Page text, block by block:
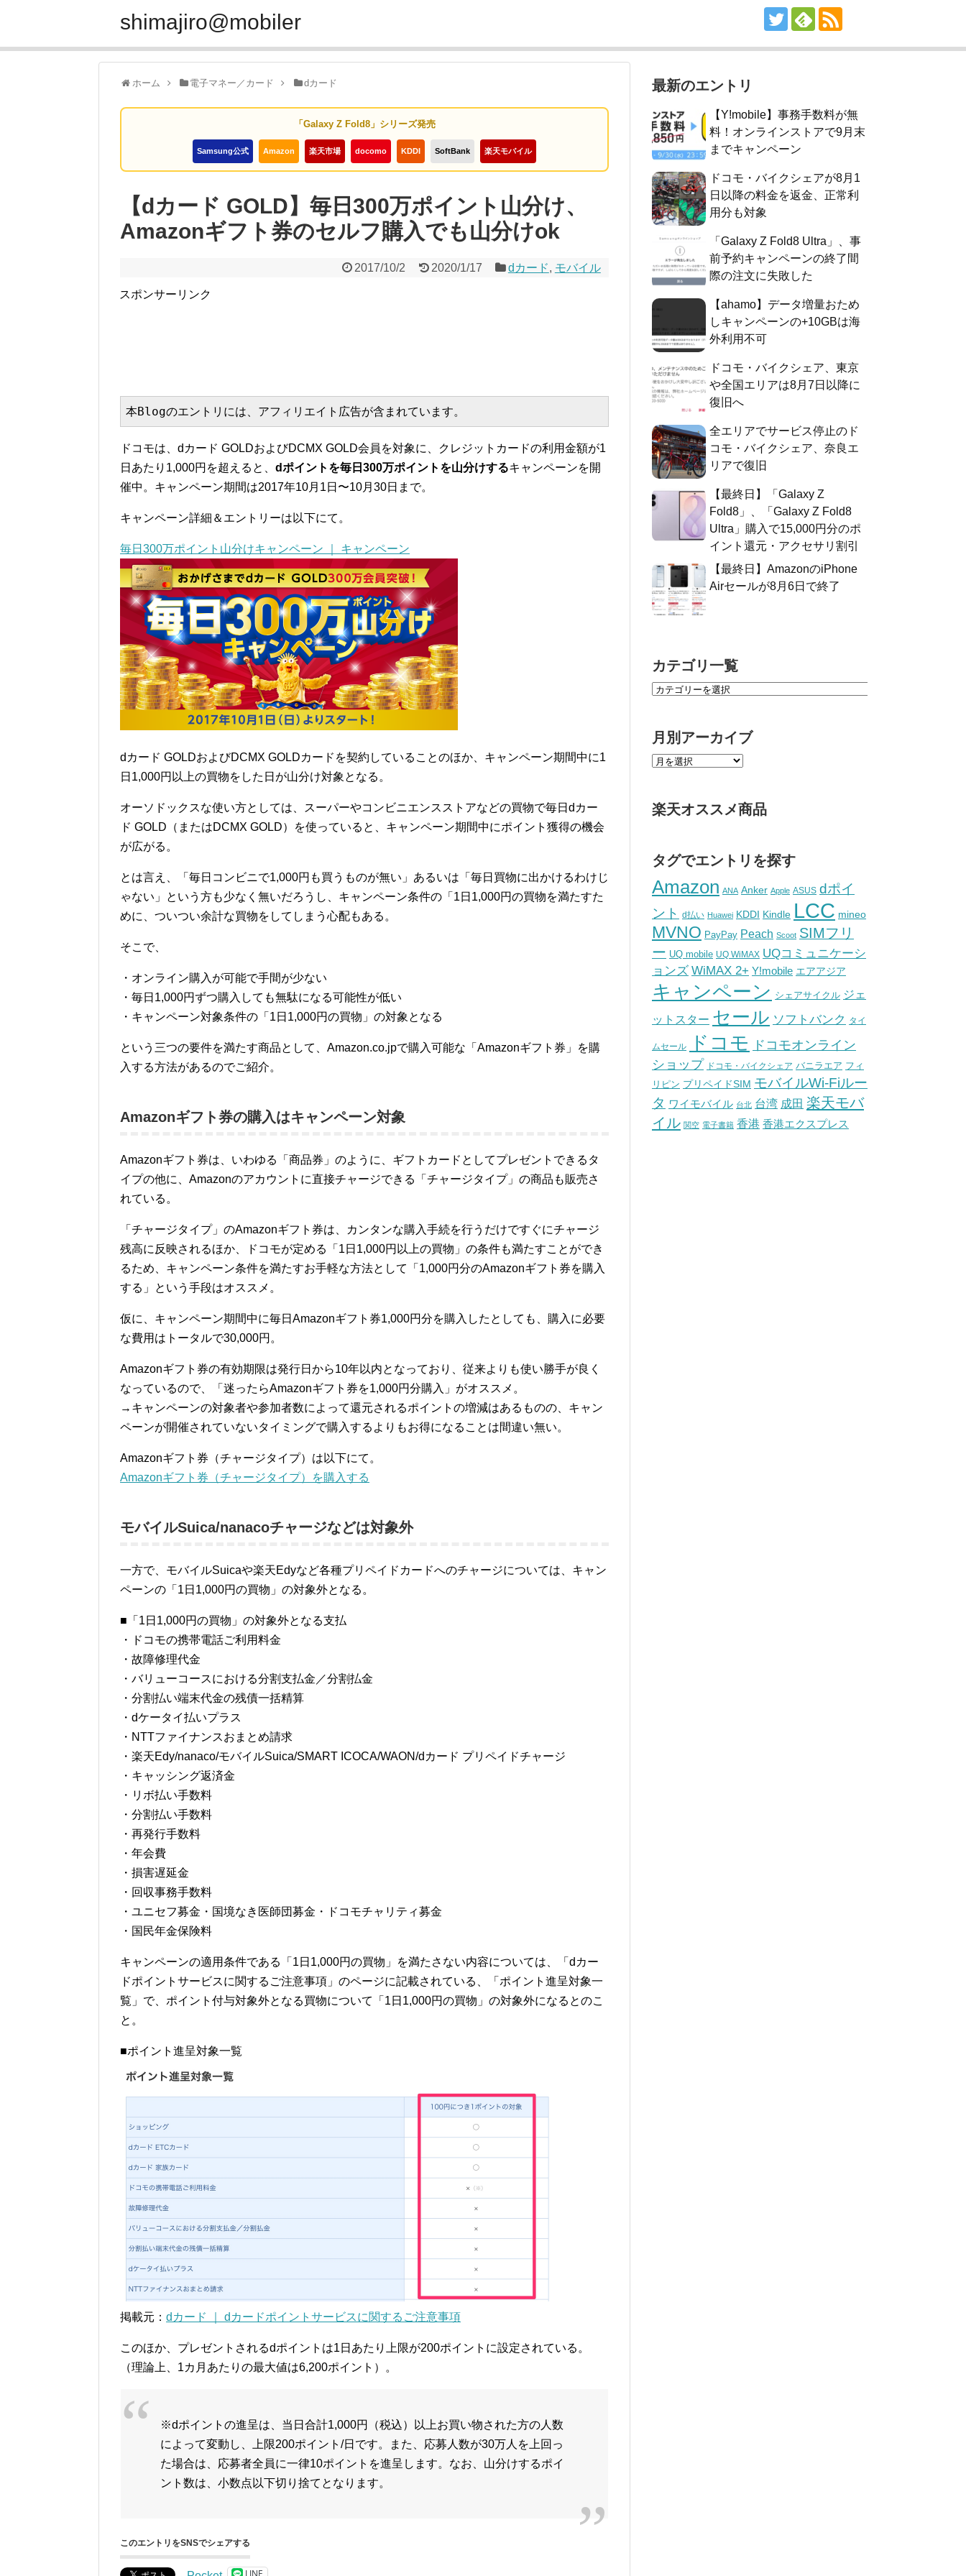
shimajiro@mobiler
ホーム 電子マネー／カード dカード
「Galaxy Z Fold8」シリーズ発売
Samsung公式 Amazon 楽天市場 docomo KDDI SoftBank 楽天モバイル
【dカード GOLD】毎日300万ポイント山分け、
Amazonギフト券のセルフ購入でも山分けok
2017/10/2 2020/1/17 dカード, モバイル
スポンサーリンク
本Blogのエントリには、アフィリエイト広告が含まれています。
ドコモは、dカード GOLDおよびDCMX GOLD会員を対象に、クレジットカードの利用金額が1
日あたり1,000円を超えると、 dポイントを毎日300万ポイントを山分けするキャンペーンを開
催中。キャンペーン期間は2017年10月1日〜10月30日まで。
キャンペーン詳細＆エントリーは以下にて。
毎日300万ポイント山分けキャンペーン ｜ キャンペーン
dカード GOLDおよびDCMX GOLDカードを契約していることのほか、キャンペーン期間中に1
日1,000円以上の買物をした日が山分け対象となる。
オーソドックスな使い方としては、スーパーやコンビニエンスストアなどの買物で毎日dカー
ド GOLD（またはDCMX GOLD）を使っていると、キャンペーン期間中にポイント獲得の機会
が広がる。
とは言え、「毎日コンビニで1,000円も買うものが無い」あるいは「毎日買物に出かけるわけじ
ゃない」という方も少なく無いだろうし、キャンペーン条件の「1日1,000円の買物を満たすた
めに、ついつい余計な買物をしてしまう心配もある。
そこで、
・オンライン購入が可能で手間が少ない
・毎日1,000円ずつ購入しても無駄になる可能性が低い
・キャンペーン対象条件の「1日1,000円の買物」の対象となる
という三つの要件を満たす商品として、Amazon.co.jpで購入可能な「Amazonギフト券」を購
入する方法があるのでご紹介。
Amazonギフト券の購入はキャンペーン対象
Amazonギフト券は、いわゆる「商品券」のように、ギフトカードとしてプレゼントできるタ
イプの他に、Amazonのアカウントに直接チャージできる「チャージタイプ」の商品も販売さ
れている。
「チャージタイプ」のAmazonギフト券は、カンタンな購入手続を行うだけですぐにチャージ
残高に反映されるほか、ドコモが定める「1日1,000円以上の買物」の条件も満たすことができ
るため、キャンペーン条件を満たすお手軽な方法として「1,000円分のAmazonギフト券を購入
する」という手段はオススメ。
仮に、キャンペーン期間中に毎日Amazonギフト券1,000円分を購入したとしても、購入に必要
な費用はトータルで30,000円。
Amazonギフト券の有効期限は発行日から10年以内となっており、従来よりも使い勝手が良く
なっているので、「迷ったらAmazonギフト券を1,000円分購入」がオススメ。
→キャンペーンの対象者や参加者数によって還元されるポイントの増減はあるものの、キャン
ペーンが開催されていないタイミングで購入するよりもお得になることは間違い無い。
Amazonギフト券（チャージタイプ）は以下にて。
Amazonギフト券（チャージタイプ）を購入する
モバイルSuica/nanacoチャージなどは対象外
一方で、モバイルSuicaや楽天Edyなど各種プリペイドカードへのチャージについては、キャン
ペーンの「1日1,000円の買物」の対象外となる。
■「1日1,000円の買物」の対象外となる支払
・ドコモの携帯電話ご利用料金
・故障修理代金
・バリューコースにおける分割支払金／分割払金
・分割払い端末代金の残債一括精算
・dケータイ払いプラス
・NTTファイナンスおまとめ請求
・楽天Edy/nanaco/モバイルSuica/SMART ICOCA/WAON/dカード プリペイドチャージ
・キャッシング返済金
・リボ払い手数料
・分割払い手数料
・再発行手数料
・年会費
・損害遅延金
・回収事務手数料
・ユニセフ募金・国境なき医師団募金・ドコモチャリティ募金
・国民年金保険料
キャンペーンの適用条件である「1日1,000円の買物」を満たさない内容については、「dカー
ドポイントサービスに関するご注意事項」のページに記載されている、「ポイント進呈対象一
覧」で、ポイント付与対象外となる買物について「1日1,000円の買物」の対象外になるとのこ
と。
■ポイント進呈対象一覧
掲載元： dカード ｜ dカードポイントサービスに関するご注意事項
このほか、プレゼントされるdポイントは1日あたり上限が200ポイントに設定されている。
（理論上、1カ月あたりの最大値は6,200ポイント）。
※dポイントの進呈は、当日合計1,000円（税込）以上お買い物された方の人数
によって変動し、上限200ポイント/日です。また、応募人数が30万人を上回っ
た場合は、応募者全員に一律10ポイントを進呈します。なお、山分けするポイ
ント数は、小数点以下切り捨てとなります。
このエントリをSNSでシェアする
LINE
最新のエントリ
【Y!mobile】事務手数料が無
料！オンラインストアで9月末
までキャンペーン
ドコモ・バイクシェアが8月1
日以降の料金を返金、正常利
用分も対象
「Galaxy Z Fold8 Ultra」、事
前予約キャンペーンの終了間
際の注文に失敗した
【ahamo】データ増量おため
しキャンペーンの+10GBは海
外利用不可
ドコモ・バイクシェア、東京
や全国エリアは8月7日以降に
復旧へ
全エリアでサービス停止のド
コモ・バイクシェア、奈良エ
リアで復旧
【最終日】「Galaxy Z
Fold8」、「Galaxy Z Fold8
Ultra」購入で15,000円分のポ
イント還元・アクセサリ割引
【最終日】AmazonのiPhone
Airセールが8月6日で終了
カテゴリ一覧
月別アーカイブ
楽天オススメ商品
タグでエントリを探す
Amazon ANA Anker Apple ASUS dポイ
ント
d払い Huawei KDDI Kindle LCC mineo
MVNO PayPay Peach Scoot SIMフリ
ー UQ mobile UQ WiMAX UQコミュニケーシ
ョンズ WiMAX 2+ Y!mobile エアアジア
キャンペーン シェアサイクル ジェ
ットスター セール ソフトバンク タイ
ムセール ドコモ
ドコモオンライン
ショップ ドコモ・バイクシェア バニラエア フィ
リピン プリペイドSIM モバイルWi-Fiルー
タ ワイモバイル 台北 台湾 成田 楽天モバ
イル 関空 電子書籍 香港 香港エクスプレス